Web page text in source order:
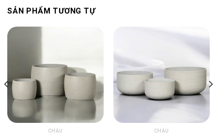
SẢN PHẨM TƯƠNG TỰ
CHẬU CHẬU